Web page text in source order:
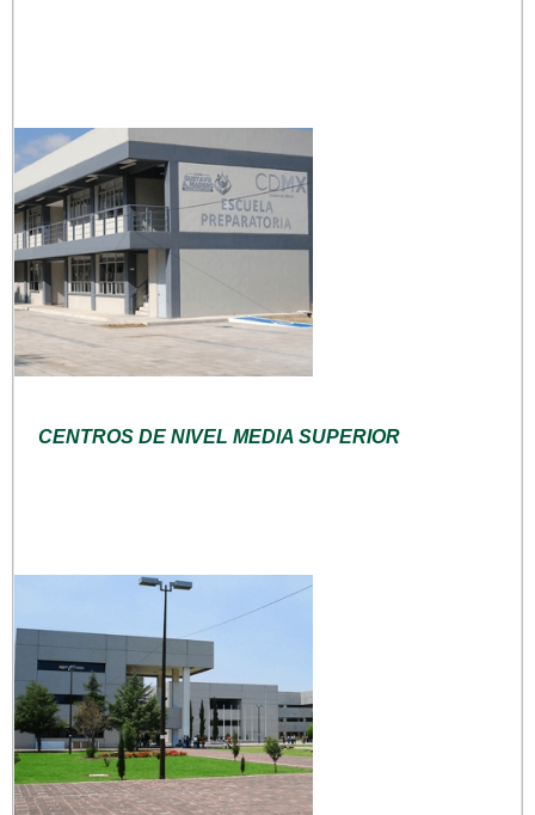
CENTROS DE NIVEL MEDIA SUPERIOR